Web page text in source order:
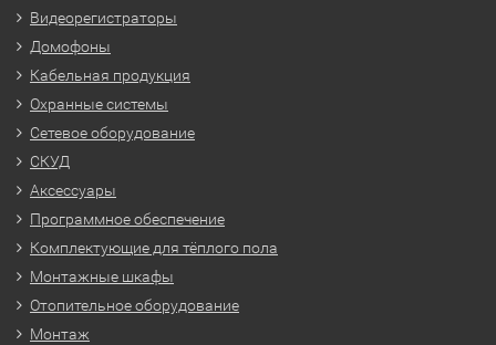
Видеорегистраторы
Домофоны
Кабельная продукция
Охранные системы
Сетевое оборудование
СКУД
Аксессуары
Программное обеспечение
Комплектующие для тёплого пола
Монтажные шкафы
Отопительное оборудование
Монтаж